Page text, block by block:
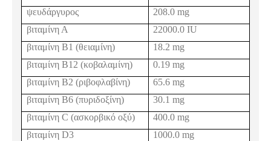
ψευδάργυρος
208.0mg
βιταμίνη Α
22000.0IU
βιταμίνη Β1 (θειαμίνη)
18.2mg
βιταμίνη Β12 (κοβαλαμίνη)
0.19mg
βιταμίνη Β2 (ριβοφλαβίνη)
65.6mg
βιταμίνη Β6 (πυριδοξίνη)
30.1mg
βιταμίνη C (ασκορβικό οξύ) 400.0mg
βιταμίνη D3 1000.0mg